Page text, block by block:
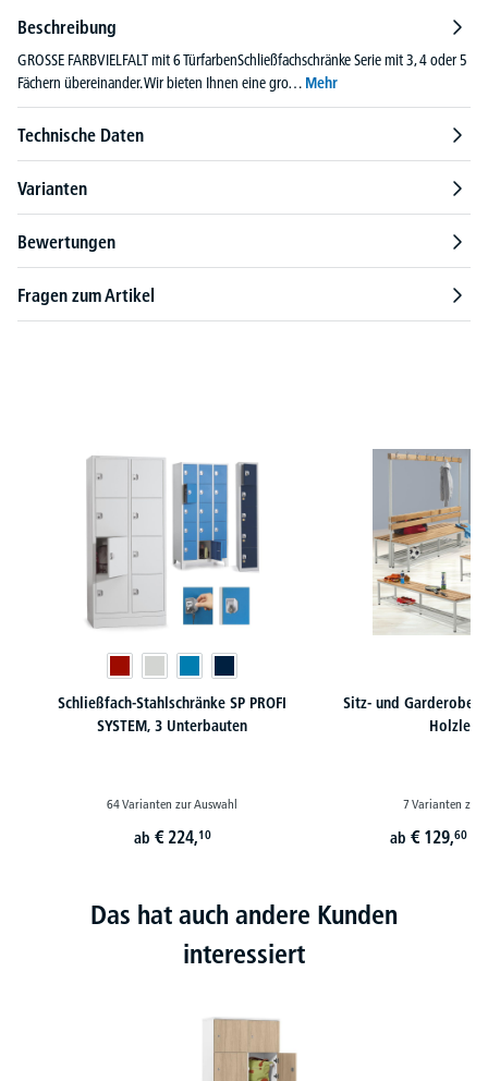
Beschreibung
GROSSE FARBVIELFALT mit 6 TürfarbenSchließfachschränke Serie mit 3, 4 oder 5
Fächern übereinander. Wir bieten Ihnen eine gro… Mehr
Technische Daten
Varianten
Bewertungen
Fragen zum Artikel
Schließfach-Stahlschränke SP PROFI
SYSTEM, 3 Unterbauten
64 Varianten zur Auswahl
ab € 224,10
Sitz- und
7 Varianten zur
ab € 129,60
Das hat auch andere Kunden
interessiert